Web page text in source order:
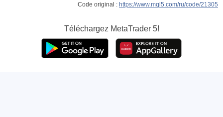
Code original : https://www.mql5.com/ru/code/21305
Téléchargez MetaTrader 5!